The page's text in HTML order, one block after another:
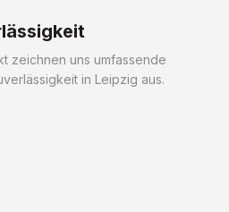
zeichnen uns umfassende
in Leipzig aus.